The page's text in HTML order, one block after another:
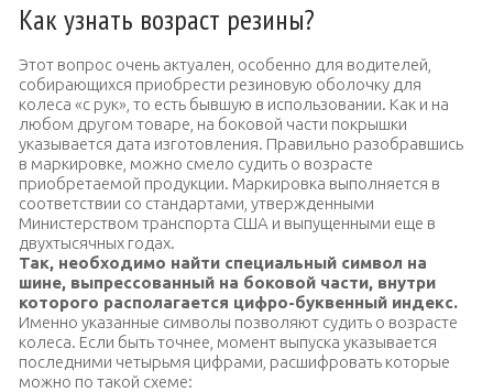
Как узнать возраст резины?
Этот вопрос очень актуален, особенно для водителей,
собирающихся приобрести резиновую оболочку для
колеса «с рук», то есть бывшую в использовании. Как и на
любом другом товаре, на боковой части покрышки
указывается дата изготовления. Правильно разобравшись
в маркировке, можно смело судить о возрасте
приобретаемой продукции. Маркировка выполняется в
соответствии со стандартами, утвержденными
Министерством транспорта США и выпущенными еще в
двухтысячных годах.
Так, необходимо найти специальный символ на
шине, выпрессованный на боковой части, внутри
которого располагается цифро-буквенный индекс.
Именно указанные символы позволяют судить о возрасте
колеса. Если быть точнее, момент выпуска указывается
последними четырьмя цифрами, расшифровать которые
можно по такой схеме: